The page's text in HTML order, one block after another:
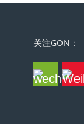
关注GON：